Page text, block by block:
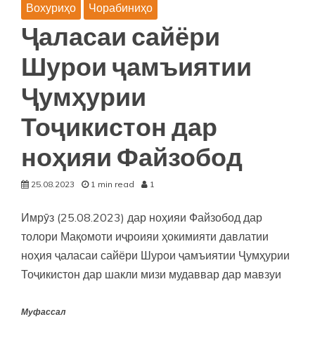
Вохуриҳо Чорабиниҳо
Ҷаласаи сайёри
Шурои ҷамъиятии
Ҷумҳурии
Тоҷикистон дар
ноҳияи Файзобод
25.08.2023 1 min read 1
Имрӯз (25.08.2023) дар ноҳияи Файзобод дар
толори Мақомоти иҷроияи ҳокимияти давлатии
ноҳия ҷаласаи сайёри Шурои ҷамъиятии Ҷумҳурии
Тоҷикистон дар шакли мизи мудаввар дар мавзуи
Муфассал